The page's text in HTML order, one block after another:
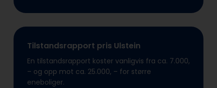
Tilstandsrapport pris Ulstein
En tilstandsrapport koster vanligvis fra ca. 7.000,
– og opp mot ca. 25.000, – for større
eneboliger.